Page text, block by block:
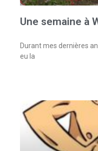
Une semaine à
Durant mes dernières
eu la